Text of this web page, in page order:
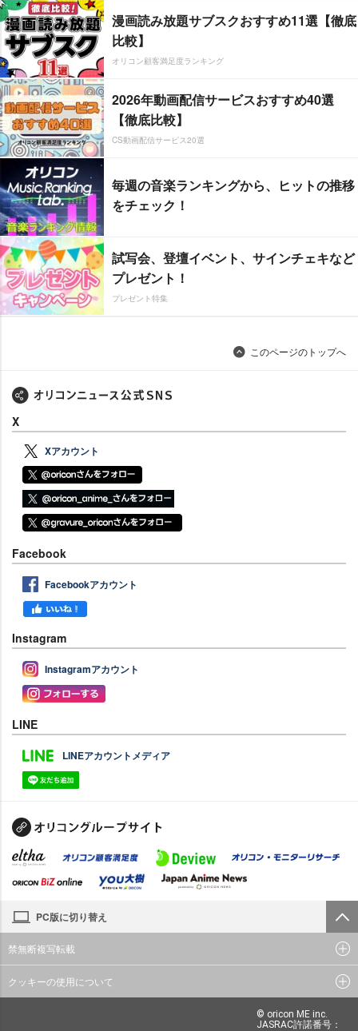
漫画読み放題サブスクおすすめ11選【徹底
比較】
オリコン顧客満足度ランキング
2026年動画配信サービスおすすめ40選
【徹底比較】
CS動画配信サービス20選
毎週の音楽ランキングから、ヒットの推移
をチェック！
試写会、登壇イベント、サインチェキなど
プレゼント！
プレゼント特集
このページのトップへ
X
Xアカウント
Facebook
Facebookアカウント
Instagram
Instagramアカウント
LINE
LINEアカウントメディア
PC版に切り替え
禁無断複写転載
クッキーの使用について
© oricon ME inc.
JASRAC許諾番号：